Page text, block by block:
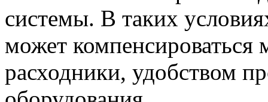
системы. В таких
может компенсироваться
расходники, удобством